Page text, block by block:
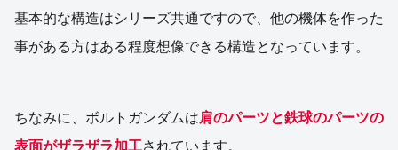
基本的な構造はシリーズ共通ですので、他の機体を作った
事がある方はある程度想像できる構造となっています。
ちなみに、ボルトガンダムは肩のパーツと鉄球のパーツの
表面がザラザラ加工されています。